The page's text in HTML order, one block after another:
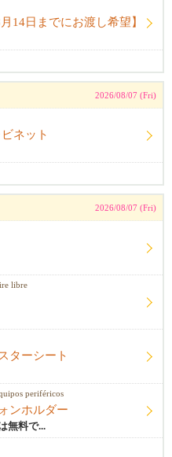
14日までにお渡し希望】
2026/08/07 (Fri)
ネット
2026/08/07 (Fri)
libre
ターシート
periféricos
ンホルダー
無料で...